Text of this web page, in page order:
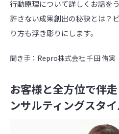
行動原理について詳しくお話を
許さない成果創出の秘訣とは？
り方も浮き彫りにします。
聞き手：Repro株式会社 千田 侑実
お客様と全方位で伴
ンサルティングスタ